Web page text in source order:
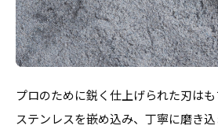
プロのために鋭く仕上げられた刃は
ステンレスを嵌め込み、丁寧に磨き